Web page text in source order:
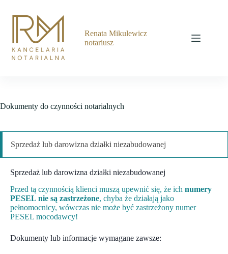
Renata Mikulewicz
notariusz
Dokumenty do czynności notarialnych
Sprzedaż lub darowizna działki niezabudowanej
Sprzedaż lub darowizna działki niezabudowanej
Przed tą czynnością klienci muszą upewnić się, że ich numery
PESEL nie są zastrzeżone, chyba że działają jako
pełnomocnicy, wówczas nie może być zastrzeżony numer
PESEL mocodawcy!
Dokumenty lub informacje wymagane zawsze: